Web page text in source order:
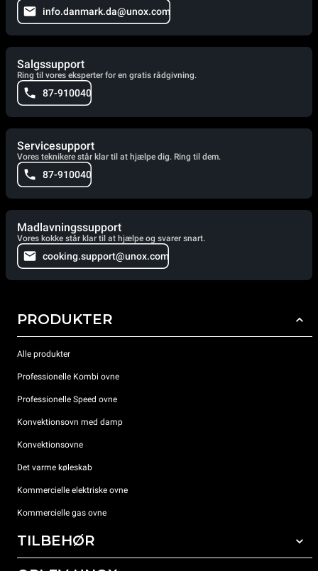
info.danmark.da@unox.com
Salgssupport
Ring til vores eksperter for en gratis rådgivning.
87-910040
Servicesupport
Vores teknikere står klar til at hjælpe dig. Ring til dem.
87-910040
Madlavningssupport
Vores kokke står klar til at hjælpe og svarer snart.
cooking.support@unox.com
PRODUKTER
Alle produkter
Professionelle Kombi ovne
Professionelle Speed ovne
Konvektionsovn med damp
Konvektionsovne
Det varme køleskab
Kommercielle elektriske ovne
Kommercielle gas ovne
TILBEHØR